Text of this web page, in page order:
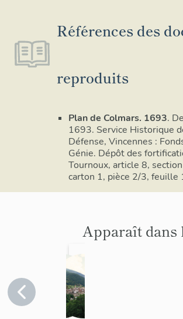
Références des
reproduits
Plan de Colmars. 1693.
1693. Service Historique
Défense, Vincennes :
Génie. Dépôt des
Tournoux, article 8,
carton 1, pièce 2/3, feuille
Apparaît dans